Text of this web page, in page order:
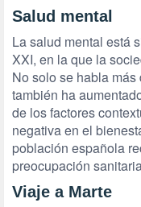
Salud mental
La salud mental está
XXI, en la que la
No solo se habla
también ha
de los factores
negativa en el
población española
preocupación
Viaje a Marte